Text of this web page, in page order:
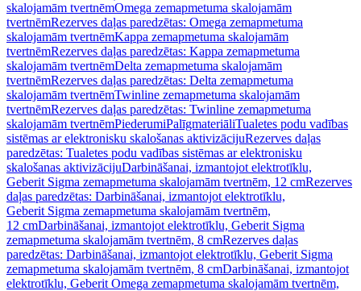
skalojamām tvertnēmOmega zemapmetuma skalojamām
tvertnēmRezerves daļas paredzētas: Omega zemapmetuma
skalojamām tvertnēmKappa zemapmetuma skalojamām
tvertnēmRezerves daļas paredzētas: Kappa zemapmetuma
skalojamām tvertnēmDelta zemapmetuma skalojamām
tvertnēmRezerves daļas paredzētas: Delta zemapmetuma
skalojamām tvertnēmTwinline zemapmetuma skalojamām
tvertnēmRezerves daļas paredzētas: Twinline zemapmetuma
skalojamām tvertnēmPiederumiPalīgmateriāliTualetes podu vadības
sistēmas ar elektronisku skalošanas aktivizācijuRezerves daļas
paredzētas: Tualetes podu vadības sistēmas ar elektronisku
skalošanas aktivizācijuDarbināšanai, izmantojot elektrotīklu,
Geberit Sigma zemapmetuma skalojamām tvertnēm, 12 cmRezerves
daļas paredzētas: Darbināšanai, izmantojot elektrotīklu,
Geberit Sigma zemapmetuma skalojamām tvertnēm,
12 cmDarbināšanai, izmantojot elektrotīklu, Geberit Sigma
zemapmetuma skalojamām tvertnēm, 8 cmRezerves daļas
paredzētas: Darbināšanai, izmantojot elektrotīklu, Geberit Sigma
zemapmetuma skalojamām tvertnēm, 8 cmDarbināšanai, izmantojot
elektrotīklu, Geberit Omega zemapmetuma skalojamām tvertnēm,